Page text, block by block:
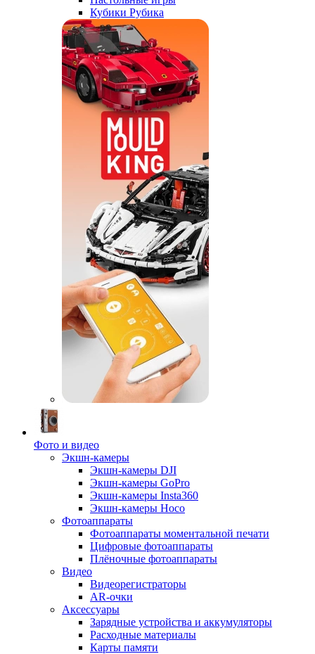
Кубики Рубика
Фото и видео
Экшн-камеры
Экшн-камеры DJI
Экшн-камеры GoPro
Экшн-камеры Insta360
Экшн-камеры Hoco
Фотоаппараты
Фотоаппараты моментальной печати
Цифровые фотоаппараты
Плёночные фотоаппараты
Видео
Видеорегистраторы
AR-очки
Аксессуары
Зарядные устройства и аккумуляторы
Расходные материалы
Карты памяти